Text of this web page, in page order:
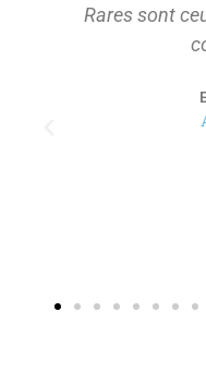
Rares sont